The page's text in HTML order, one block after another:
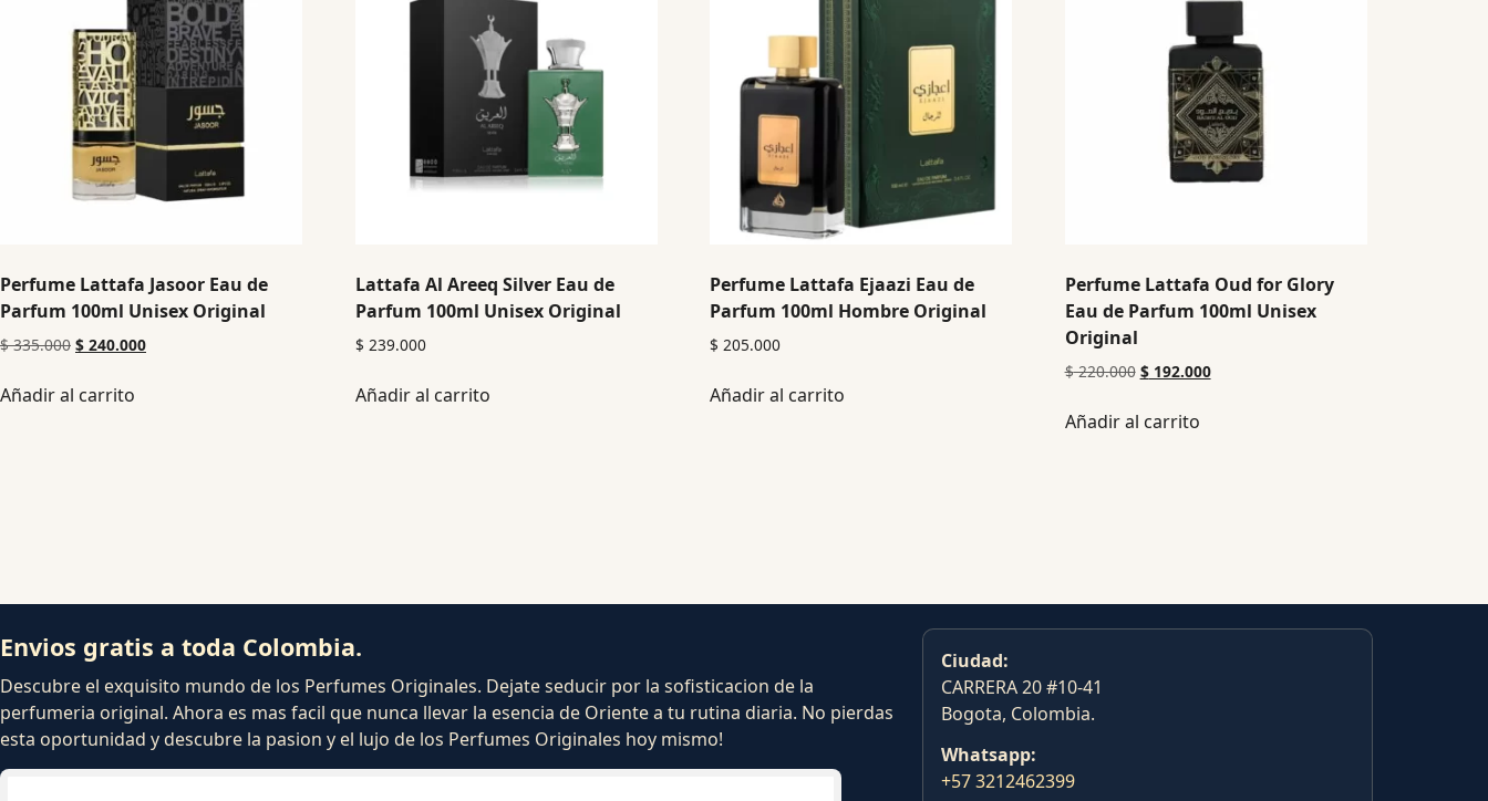
Perfume Lattafa Jasoor Eau de
Parfum 100ml Unisex Original
$335.000 $ 240.000
Añadir al carrito
Lattafa Al Areeq Silver Eau de
Parfum 100ml Unisex Original
$ 239.000
Añadir al carrito
Perfume Lattafa Ejaazi Eau de
Parfum 100ml Hombre Original
$ 205.000
Añadir al carrito
Perfume Lattafa Oud for Glory
Eau de Parfum 100ml Unisex
Original
$220.000 $192.000
Añadir al carrito
Envios gratis a toda Colombia.
Descubre el exquisito mundo de los Perfumes Originales. Dejate seducir por la sofisticacion de la
perfumeria original. Ahora es mas facil que nunca llevar la esencia de Oriente a tu rutina diaria. No pierdas
esta oportunidad y descubre la pasion y el lujo de los Perfumes Originales hoy mismo!
Ciudad:
CARRERA 20 #10-41
Bogota, Colombia.
Whatsapp:
+57 3212462399